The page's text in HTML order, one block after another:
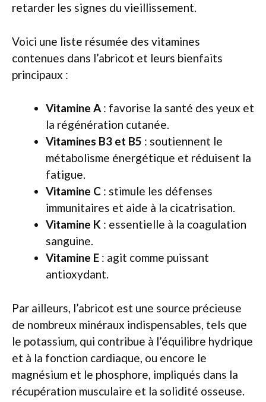
retarder les signes du vieillissement.
Voici une liste résumée des vitamines
contenues dans l’abricot et leurs bienfaits
principaux :
Vitamine A : favorise la santé des yeux et
la régénération cutanée.
Vitamines B3 et B5 : soutiennent le
métabolisme énergétique et réduisent la
fatigue.
Vitamine C : stimule les défenses
immunitaires et aide à la cicatrisation.
Vitamine K : essentielle à la coagulation
sanguine.
Vitamine E : agit comme puissant
antioxydant.
Par ailleurs, l’abricot est une source précieuse
de nombreux minéraux indispensables, tels que
le potassium, qui contribue à l’équilibre hydrique
et à la fonction cardiaque, ou encore le
magnésium et le phosphore, impliqués dans la
récupération musculaire et la solidité osseuse.